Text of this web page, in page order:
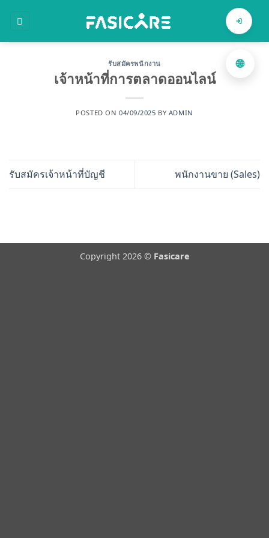
ค้นหาสินค้า
รับสมัครพนักงาน
เจ้าหน้าที่การตลาดออนไลน์
POSTED ON 04/09/2025 BY ADMIN
รับสมัครเจ้าหน้าที่บัญชี พนักงานขาย (Sales)
Copyright 2026 © Fasicare
🌐